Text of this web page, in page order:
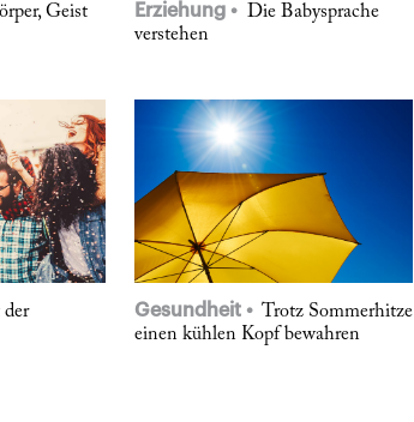
Geist
Erziehung
Die Babysprache
verstehen
Gesundheit
Trotz Sommerhitze
einen kühlen Kopf bewahren